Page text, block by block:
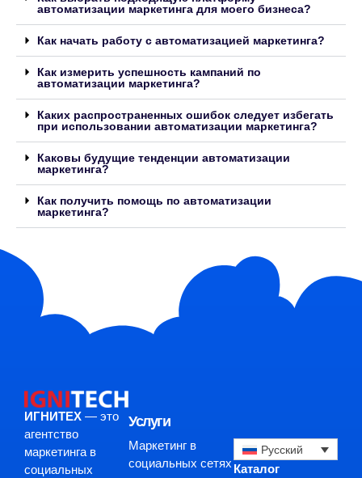
автоматизации маркетинга для моего бизнеса?
Как начать работу с автоматизацией маркетинга?
Как измерить успешность кампаний по
автоматизации маркетинга?
Каких распространенных ошибок следует избегать
при использовании автоматизации маркетинга?
Каковы будущие тенденции автоматизации
маркетинга?
Как получить помощь по автоматизации
маркетинга?
ИГНИТЕХ — это
агентство
маркетинга в
социальных
Услуги
Маркетинг в
социальных сетях
Русский
Каталог